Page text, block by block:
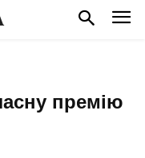
премію